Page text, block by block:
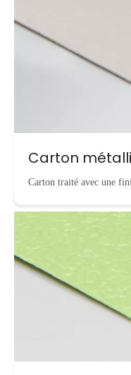
Carton
Carton traité avec une